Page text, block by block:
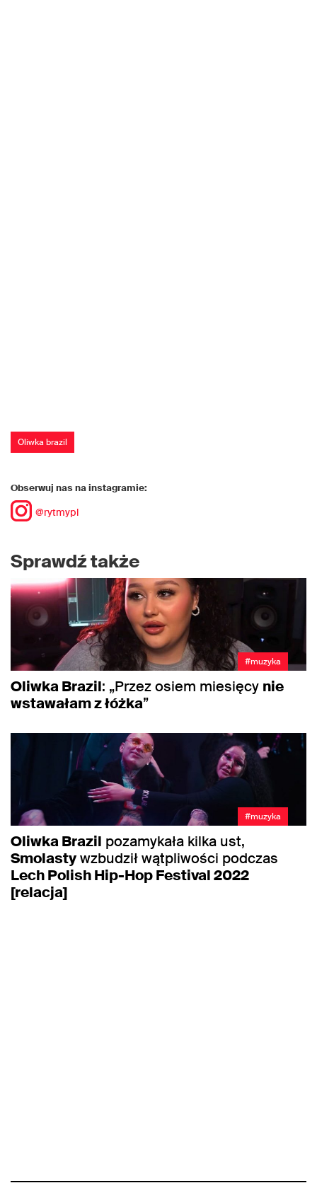
Oliwka brazil
Obserwuj nas na instagramie:
@rytmypl
Sprawdź także
#muzyka
Oliwka Brazil: „Przez osiem miesięcy nie
wstawałam z łóżka”
#muzyka
Oliwka Brazil pozamykała kilka ust,
Smolastywzbudził wątpliwości podczas
Lech Polish Hip-Hop Festival 2022
[relacja]